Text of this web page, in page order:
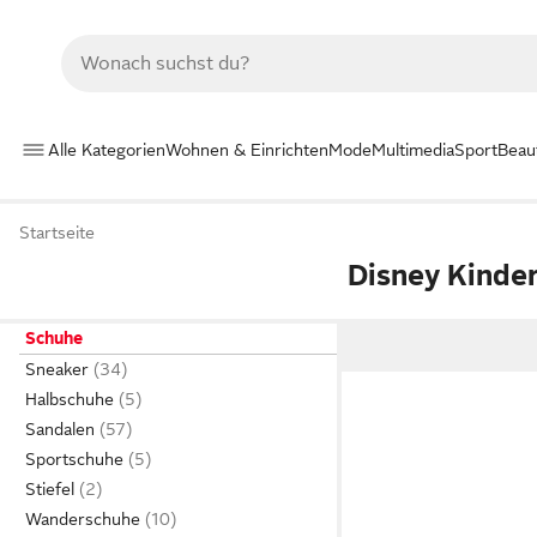
Alle KategorienWohnen & EinrichtenModeMultimediaSport
Startseite
Disney
Schuhe
Sneaker
Halbschuhe
Sandalen
Sportschuhe
Stiefel
Wanderschuhe